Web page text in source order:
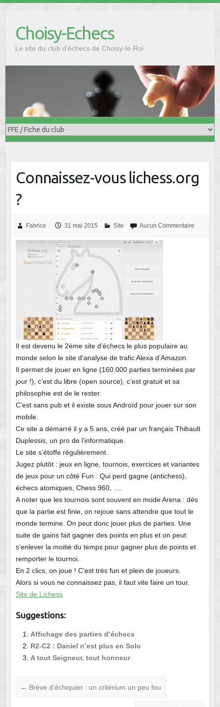
contentChoisy-Echecs
Le site du club d'échecs de Choisy-le-Roi
Connaissez-vous lichess.org
?
Fabrice 31 mai 2015 Site Aucun Commentaire
Il est devenu le 2ème site d’échecs le plus populaire au
monde selon le site d’analyse de trafic Alexa d’Amazon.
Il permet de jouer en ligne (160.000 parties terminées par
jour !), c’est du libre (open source), c’est gratuit et sa
philosophie est de le rester.
C’est sans pub et il existe sous Androïd pour jouer sur son
mobile.
Ce site a démarré il y a 5 ans, créé par un français Thibault
Duplessis, un pro de l’informatique.
Le site s’étoffe régulièrement.
Jugez plutôt : jeux en ligne, tournois, exercices et variantes
de jeux pour un côté Fun : Qui perd gagne (antichess),
échecs atomiques, Chess 960, ….
A noter que les tournois sont souvent en mode Arena : dès
que la partie est finie, on rejoue sans attendre que tout le
monde termine. On peut donc jouer plus de parties. Une
suite de gains fait gagner des points en plus et on peut
s’enlever la moitié du temps pour gagner plus de points et
remporter le tournoi.
En 2 clics, on joue ! C’est très fun et plein de joueurs.
Alors si vous ne connaissez pas, il faut vite faire un tour.
Site de Lichess
Suggestions:
Affichage des parties d’échecs
R2-C2 : Daniel n’est plus en Solo
A tout Seigneur, tout honneur
← Brève d’échiquier : un critérium un peu fou